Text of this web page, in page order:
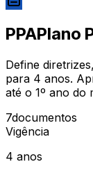
PPAPlano
Define
para 4 anos.
até o 1º ano do
7documentos
Vigência
4 anos